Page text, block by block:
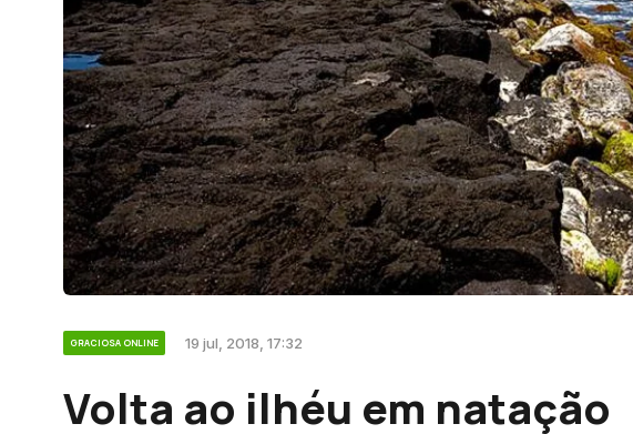
GRACIOSA ONLINE 19 jul, 2018, 17:32
Volta ao ilhéu em natação